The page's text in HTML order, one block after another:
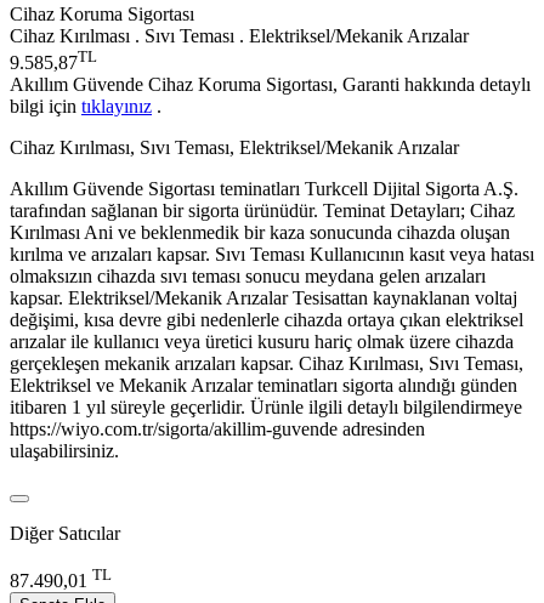
Cihaz Koruma Sigortası
Cihaz Kırılması . Sıvı Teması . Elektriksel/Mekanik Arızalar
9.585,87TL
Akıllım Güvende Cihaz Koruma Sigortası, Garanti hakkında detaylı
bilgi için tıklayınız .
Cihaz Kırılması, Sıvı Teması, Elektriksel/Mekanik Arızalar
Akıllım Güvende Sigortası teminatları Turkcell Dijital Sigorta A.Ş.
tarafından sağlanan bir sigorta ürünüdür. Teminat Detayları; Cihaz
Kırılması Ani ve beklenmedik bir kaza sonucunda cihazda oluşan
kırılma ve arızaları kapsar. Sıvı Teması Kullanıcının kasıt veya hatası
olmaksızın cihazda sıvı teması sonucu meydana gelen arızaları
kapsar. Elektriksel/Mekanik Arızalar Tesisattan kaynaklanan voltaj
değişimi, kısa devre gibi nedenlerle cihazda ortaya çıkan elektriksel
arızalar ile kullanıcı veya üretici kusuru hariç olmak üzere cihazda
gerçekleşen mekanik arızaları kapsar. Cihaz Kırılması, Sıvı Teması,
Elektriksel ve Mekanik Arızalar teminatları sigorta alındığı günden
itibaren 1 yıl süreyle geçerlidir. Ürünle ilgili detaylı bilgilendirmeye
https://wiyo.com.tr/sigorta/akillim-guvende adresinden
ulaşabilirsiniz.
Diğer Satıcılar
87.490,01 TL